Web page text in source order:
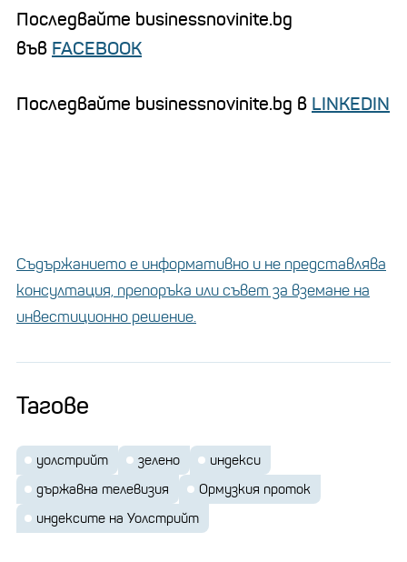
Последвайте businessnovinite.bg
във FACEBOOK
Последвайте businessnovinite.bg в LINKEDIN
Съдържанието е информативно и не представлява
консултация, препоръка или съвет за вземане на
инвестиционно решение.
Тагове
уолстрийт зелено
индекси
държавна телевизия
Ормузкия проток
индексите на Уолстрийт